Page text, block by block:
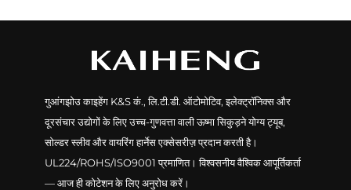
गुआंगझोउ काइहेंग K&S कं., लि.टी.डी. ऑटोमोटिव, इलेक्ट्रॉनिक्स और
दूरसंचार उद्योगों के लिए उच्च-गुणवत्ता वाली ऊष्मा सिकुड़ने योग्य ट्यूब,
सोल्डर स्लीव और वायरिंग हार्नेस एक्सेसरीज़ प्रदान करती है।
UL224/ROHS/ISO9001 प्रमाणित। विश्वसनीय वैश्विक आपूर्तिकर्ता
— आज ही कोटेशन के लिए अनुरोध करें।